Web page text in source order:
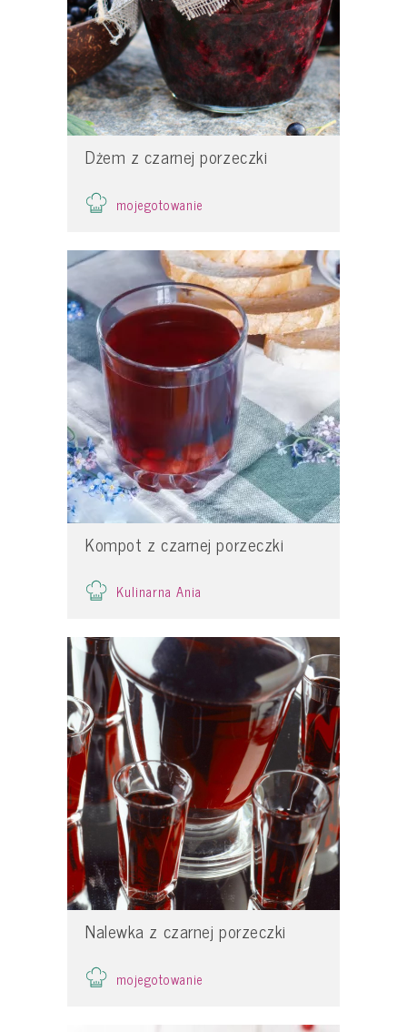
Dżem z czarnej porzeczki
mojegotowanie
Kompot z czarnej porzeczki
Kulinarna Ania
Nalewka z czarnej porzeczki
mojegotowanie